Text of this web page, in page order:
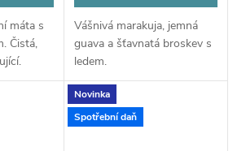
máta s
Čistá,
Vášnivá marakuja, jemná
guava a šťavnatá broskev s
ledem.
Novinka
Spotřební daň